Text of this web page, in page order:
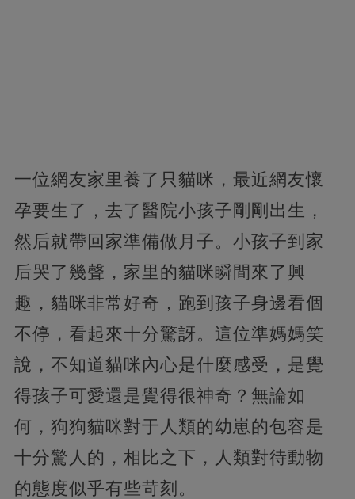
一位網友家里養了只貓咪，最近網友懷
孕要生了，去了醫院小孩子剛剛出生，
然后就帶回家準備做月子。小孩子到家
后哭了幾聲，家里的貓咪瞬間來了興
趣，貓咪非常好奇，跑到孩子身邊看個
不停，看起來十分驚訝。這位準媽媽笑
說，不知道貓咪內心是什麼感受，是覺
得孩子可愛還是覺得很神奇？無論如
何，狗狗貓咪對于人類的幼崽的包容是
十分驚人的，相比之下，人類對待動物
的態度似乎有些苛刻。